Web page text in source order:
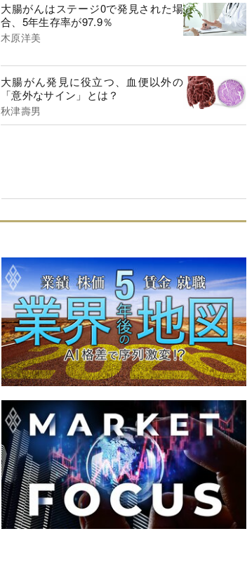
大腸がんはステージ0で発見された場
合、5年生存率が97.9％
木原洋美
大腸がん発見に役立つ、血便以外の
「意外なサイン」とは？
秋津壽男